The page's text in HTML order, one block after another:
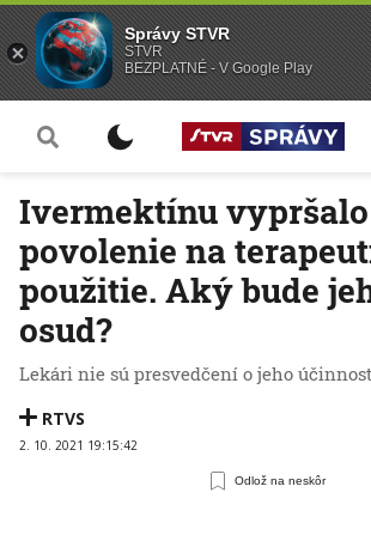
Ivermektínu vypršalo
povolenie na
použitie. Aký bude
osud?
Lekári nie sú presvedčení o jeho
RTVS
2. 10. 2021 19:15:42
Odlož na neskôr
Správy STVR
STVR
BEZPLATNÉ - V Google Play